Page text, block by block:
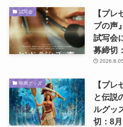
試写会
【プ
ブの声
試写会
募締切
2026.8.05
映画グッズ
【プ
と伝説
ルグッ
切：8月